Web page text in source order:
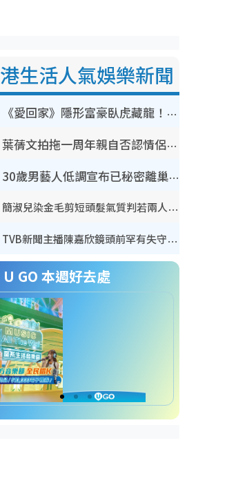
港生活人氣娛樂新聞
《愛回家》隱形富豪臥虎藏龍！盤點12位財氣逼人的有錢藝人：呢位靚女3億身家唔憂做
葉蒨文拍拖一周年親自否認情侶關係？！被質疑感情造假竟稱GM「普通同事」
30歲男藝人低調宣布已秘密離巢！人氣急跌變失蹤人口︰「這幾年過得並不容易」
簡淑兒染金毛剪短頭髮氣質判若兩人！嚇壞老公麥大力都認唔出：「你做咩事？」
TVB新聞主播陳嘉欣鏡頭前罕有失守！遭林超英一句說話突襲嚇親當場大笑
U GO 本週好去處